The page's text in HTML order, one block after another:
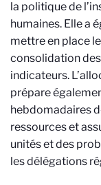
la politique de
humaines. Elle a
mettre en place
consolidation
indicateurs.
prépare
hebdomadaires
ressources et
unités et des
les délégations